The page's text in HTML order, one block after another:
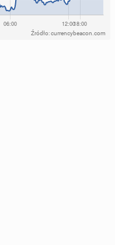
których warto
ku hygge
Źródło: currencybeacon.com